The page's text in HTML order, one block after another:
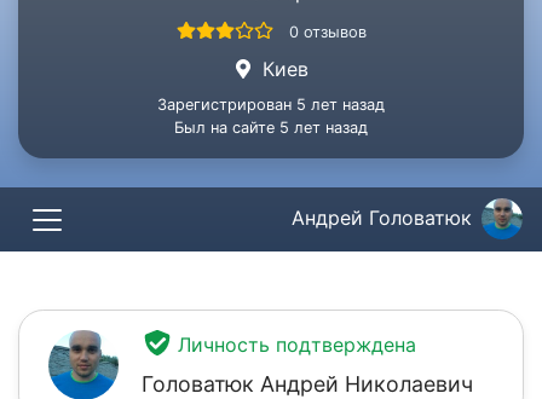
0 отзывов
Киев
Зарегистрирован 5 лет назад
Был на сайте 5 лет назад
Андрей Головатюк
Личность подтверждена
Головатюк Андрей Николаевич